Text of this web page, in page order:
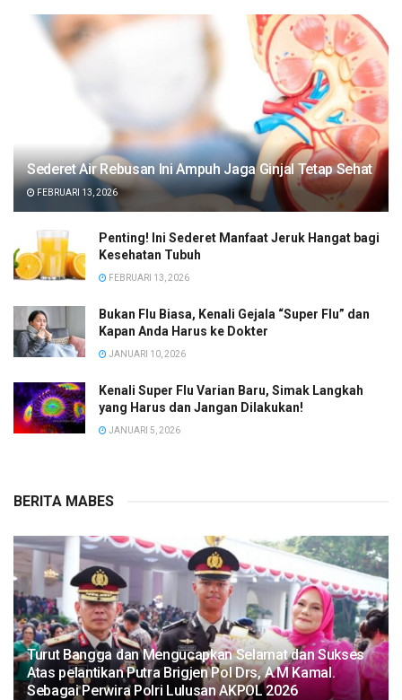
Sederet Air Rebusan Ini Ampuh Jaga Ginjal Tetap Sehat
FEBRUARI 13, 2026
Penting! Ini Sederet Manfaat Jeruk Hangat bagi
Kesehatan Tubuh
FEBRUARI 13, 2026
Bukan Flu Biasa, Kenali Gejala “Super Flu” dan
Kapan Anda Harus ke Dokter
JANUARI 10, 2026
Kenali Super Flu Varian Baru, Simak Langkah
yang Harus dan Jangan Dilakukan!
JANUARI 5, 2026
BERITA MABES
Turut Bangga dan Mengucapkan Selamat dan Sukses
Atas pelantikan Putra Brigjen Pol Drs, A.M Kamal.
Sebagai Perwira Polri Lulusan AKPOL 2026